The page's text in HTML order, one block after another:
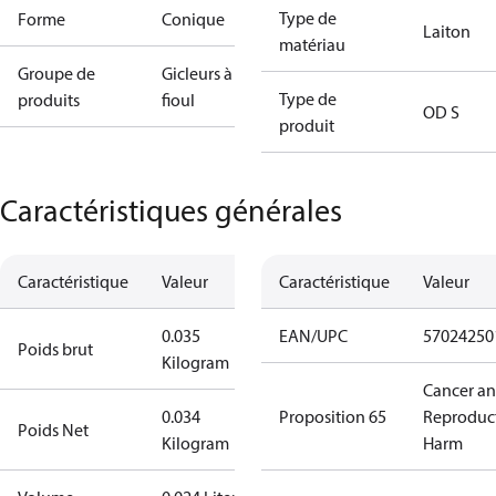
Forme Conique
Groupe de
produits
Gicleurs à
fioul
Type de
matériau
Laiton
Type de
produit
OD S
Caractéristiques générales
Caractéristique Valeur
Poids brut
0.035
Kilogram
Poids Net
0.034
Kilogram
Caractéristique Valeur
EAN/UPC
Proposition 65
Cancer
Harm